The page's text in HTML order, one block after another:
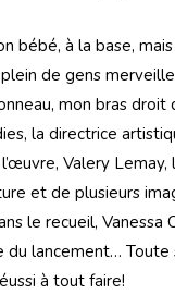
bébé, à la base, mais
de gens
mon bras droit
la directrice
Valery Lemay,
et de plusieurs
le recueil, Vanessa
du lancement… Toute
à tout faire!